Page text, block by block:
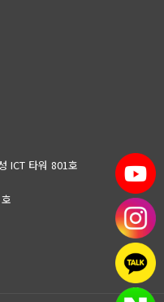
ICT 타워 801호